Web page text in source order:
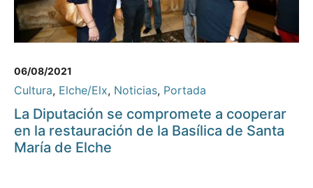
06/08/2021
Cultura, Elche/Elx, Noticias, Portada
La Diputación se compromete a cooperar
en la restauración de la Basílica de Santa
María de Elche